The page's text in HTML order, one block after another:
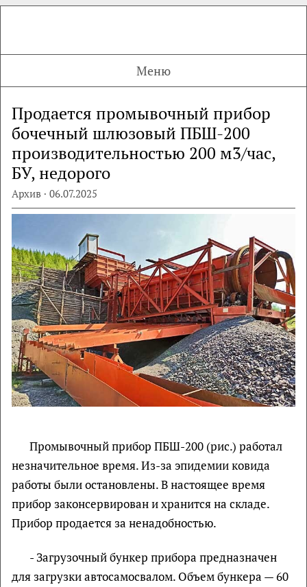
Меню
Продается промывочный прибор
бочечный шлюзовый ПБШ-200
производительностью 200 м3/час,
БУ, недорого
Архив · 06.07.2025
Промывочный прибор ПБШ-200 (рис.) работал
незначительное время. Из-за эпидемии ковида
работы были остановлены. В настоящее время
прибор законсервирован и хранится на складе.
Прибор продается за ненадобностью.
- Загрузочный бункер прибора предназначен
для загрузки автосамосвалом. Объем бункера — 60